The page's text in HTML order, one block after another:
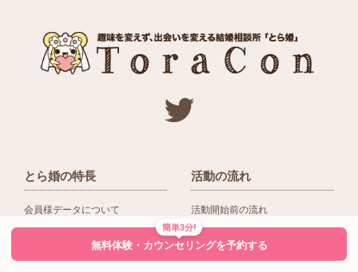
とら婚の特長
会員様データについて
活動の流れ
活動開始前の流れ
入会後の活動の流れ
簡単3分!
無料体験・カウンセリングを予約する